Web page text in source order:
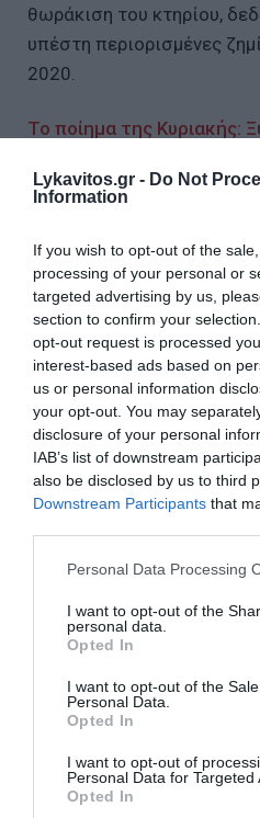
Lykavitos.gr - Do Not
Information
If you wish to opt-out of the
processing of your personal or
targeted advertising by us,
section to confirm your
opt-out request is processed
interest-based ads based on
us or personal information
your opt-out. You may
disclosure of your personal
IAB’s list of downstream
also be disclosed by us to third
Downstream Participants that
Please note that this website/
not limited to your visit or usage
grant or deny consent to
use your data for below
consent section.
Personal Data Processing
I want to opt-out of the
personal data.
Opted In
I want to opt-out of the
Personal Data.
Opted In
I want to opt-out of
Personal Data for Targeted
Opted In
θωράκιση του κτηρίου,
υπέστη περιορισμένες
2020.
Το ποίημα της Κυριακής:
Μια ξεχωριστή βραδιά
Ελευθερίας από το this is
Κρήτη: Το νέο σύγχρονο
Αρχανών (εικόνες)
στο Google
και μάθετε
ειδήσεις
τραγωδία με το 4χρονο αγόρι
Η στιγμή που ρεπόρτερ σώζει
Κουβαρά
Μαρινάκης κατά Τσίπρα:
αλλά συγκρούστηκα μαζί τους»